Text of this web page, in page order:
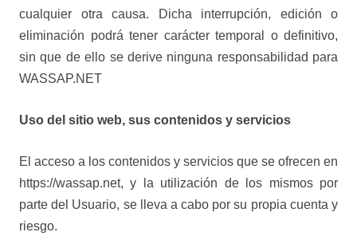
cualquier otra causa. Dicha interrupción, edición o
eliminación podrá tener carácter temporal o definitivo,
sin que de ello se derive ninguna responsabilidad para
WASSAP.NET
Uso del sitio web, sus contenidos y servicios
El acceso a los contenidos y servicios que se ofrecen en
https://wassap.net, y la utilización de los mismos por
parte del Usuario, se lleva a cabo por su propia cuenta y
riesgo.